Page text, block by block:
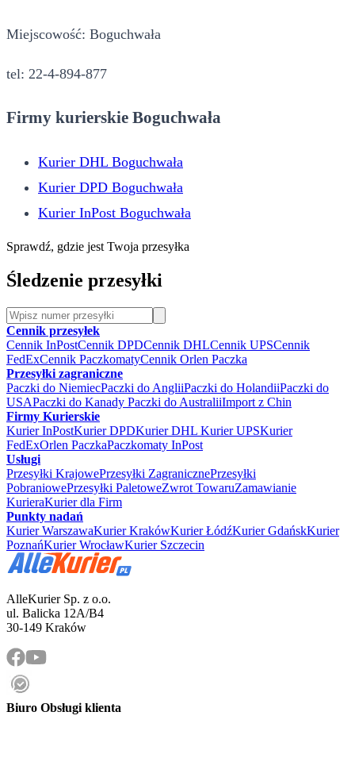
Miejscowość: Boguchwała
tel: 22-4-894-877
Firmy kurierskie Boguchwała
Kurier DHL Boguchwała
Kurier DPD Boguchwała
Kurier InPost Boguchwała
Sprawdź, gdzie jest Twoja przesyłka
Śledzenie przesyłki
Cennik przesyłek
Cennik InPostCennik DPDCennik DHLCennik UPSCennik
FedExCennik PaczkomatyCennik Orlen Paczka
Przesyłki zagraniczne
Paczki do NiemiecPaczki do AngliiPaczki do HolandiiPaczki do
USAPaczki do Kanady Paczki do AustraliiImport z Chin
Firmy Kurierskie
Kurier InPostKurier DPDKurier DHL Kurier UPSKurier
FedExOrlen PaczkaPaczkomaty InPost
Usługi
Przesyłki KrajowePrzesyłki ZagranicznePrzesyłki
PobraniowePrzesyłki PaletoweZwrot TowaruZamawianie
KurieraKurier dla Firm
Punkty nadań
Kurier WarszawaKurier KrakówKurier ŁódźKurier GdańskKurier
PoznańKurier WrocławKurier Szczecin
AlleKurier Sp. z o.o.
ul. Balicka 12A/B4
30-149 Kraków
Biuro Obsługi klienta